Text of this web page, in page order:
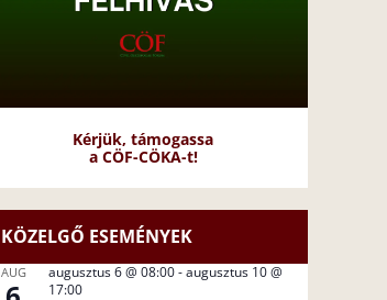
Kérjük, támogassa
a CÖF-CÖKA-t!
KÖZELGŐ ESEMÉNYEK
AUG augusztus 6 @ 08:00-augusztus 10 @
17:00